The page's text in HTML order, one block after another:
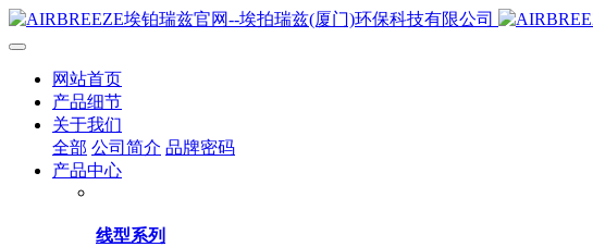
网站首页
产品细节
关于我们
全部 公司简介 品牌密码
产品中心
线型系列